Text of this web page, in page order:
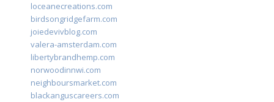
loceanecreations.com
birdsongridgefarm.com
joiedevivblog.com
valera-amsterdam.com
libertybrandhemp.com
norwoodinnwi.com
neighboursmarket.com
blackanguscareers.com